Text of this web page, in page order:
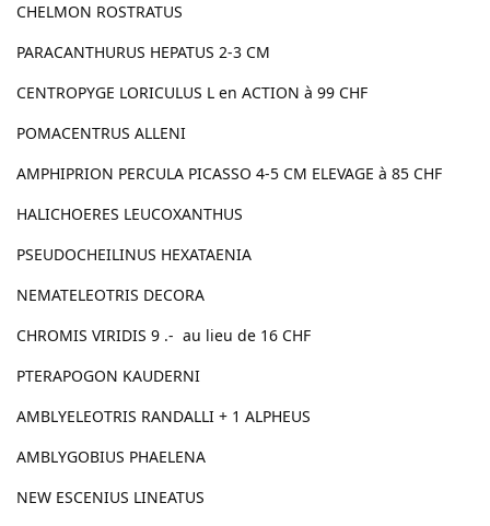
CHELMON ROSTRATUS
PARACANTHURUS HEPATUS 2-3 CM
CENTROPYGE LORICULUS L en ACTION à 99 CHF
POMACENTRUS ALLENI
AMPHIPRION PERCULA PICASSO 4-5 CM ELEVAGE à 85 CHF
HALICHOERES LEUCOXANTHUS
PSEUDOCHEILINUS HEXATAENIA
NEMATELEOTRIS DECORA
CHROMIS VIRIDIS 9 .- au lieu de 16 CHF
PTERAPOGON KAUDERNI
AMBLYELEOTRIS RANDALLI + 1 ALPHEUS
AMBLYGOBIUS PHAELENA
NEW ESCENIUS LINEATUS